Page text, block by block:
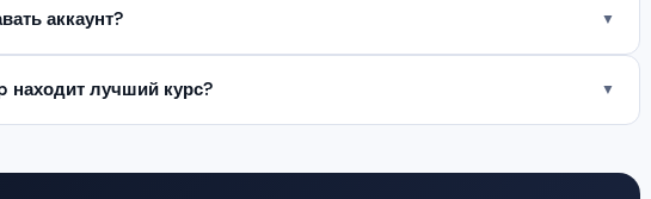
аккаунт? ▼
находит лучший курс? ▼